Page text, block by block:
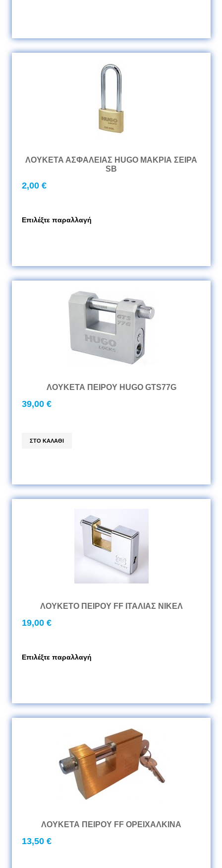
ΛΟΥΚΕΤΑ ΑΣΦΑΛΕΙΑΣ HUGO ΜΑΚΡΙΑ ΣΕΙΡΑ
SB
2,00 €
Επιλέξτε παραλλαγή
ΛΟΥΚΕΤΑ ΠΕΙΡΟΥ HUGO GTS77G
39,00 €
ΛΟΥΚΕΤΟ ΠΕΙΡΟΥ FF ΙΤΑΛΙΑΣ ΝΙΚΕΛ
19,00 €
Επιλέξτε παραλλαγή
ΛΟΥΚΕΤΑ ΠΕΙΡΟΥ FF ΟΡΕΙΧΑΛΚΙΝΑ
13,50 €